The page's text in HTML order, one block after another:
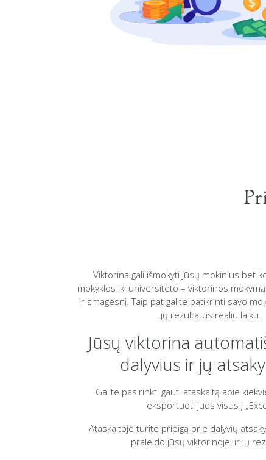
Viktorina gali išmokyti jūsų mokinius bet
mokyklos iki universiteto – viktorinos
ir smagesnį. Taip pat galite patikrinti savo
jų rezultatus realiu laiku.
Jūsų viktorina
dalyvius ir jų
Galite pasirinkti gauti ataskaitą apie
eksportuoti juos visus į
Ataskaitoje turite prieigą prie dalyvių
praleido jūsų viktorinoje, ir jų